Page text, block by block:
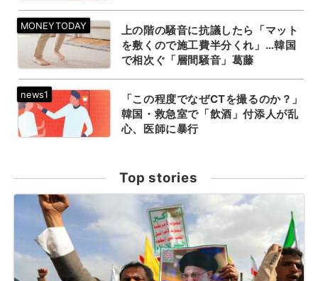
上の階の騒音に抗議したら「マット
を敷くので施工費半分くれ」…韓国
で相次ぐ「層間騒音」葛藤
「この程度でなぜCTを撮るのか？」
韓国・救急室で「飲酒」付添人が乱
心、医師に暴行
Top stories